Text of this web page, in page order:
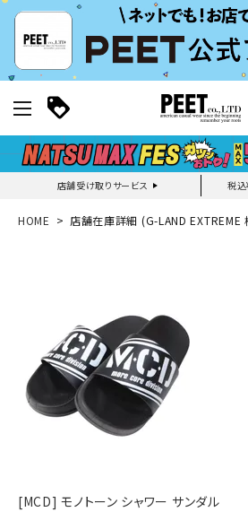
店舗受け取りサービス 税
新規会員登録｜ログイン
詳しい条件から探す
HOME 店舗在庫詳細 (G-LAND EXTREME
[MCD] モノトーン シャワー サンダル